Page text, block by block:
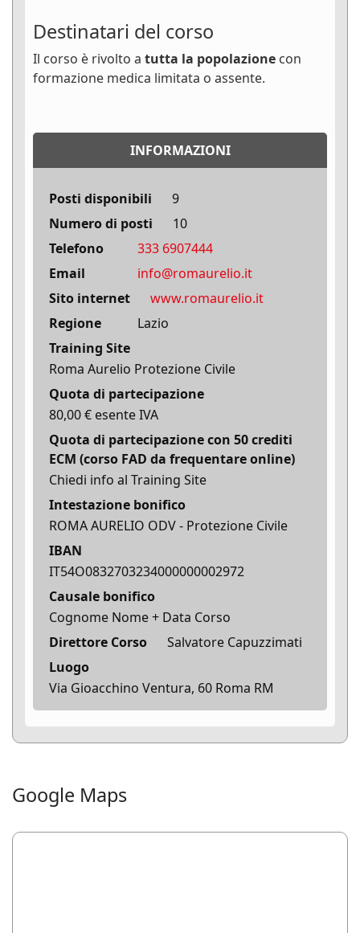
Destinatari del corso
Il corso è rivolto a tutta la popolazione con
formazione medica limitata o assente.
INFORMAZIONI
Posti disponibili
9
Numero di posti
10
Telefono
333 6907444
Email
info@romaurelio.it
Sito internet
www.romaurelio.it
Regione
Lazio
Training Site
Roma Aurelio Protezione Civile
Quota di partecipazione
80,00 € esente IVA
Quota di partecipazione con 50 crediti
ECM (corso FAD da frequentare online)
Chiedi info al Training Site
Intestazione bonifico
ROMA AURELIO ODV - Protezione Civile
IBAN
IT54O0832703234000000002972
Causale bonifico
Cognome Nome + Data Corso
Direttore Corso
Salvatore Capuzzimati
Luogo
Via Gioacchino Ventura, 60 Roma RM
Google Maps